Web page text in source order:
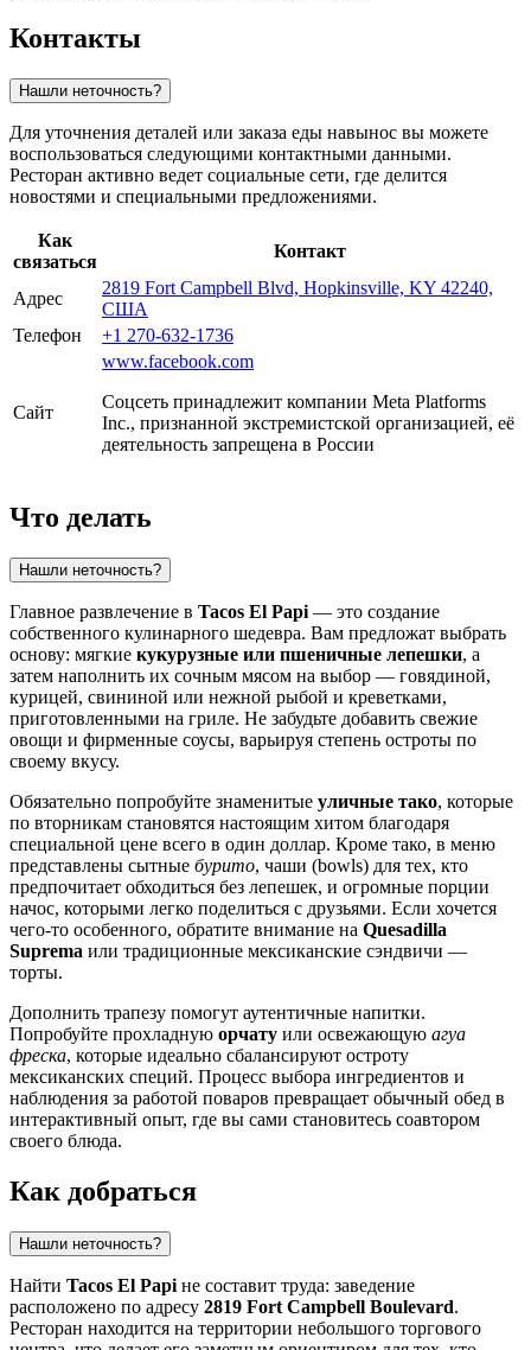
Контакты
Нашли неточность?
Для уточнения деталей или заказа еды навынос вы можете
воспользоваться следующими контактными данными.
Ресторан активно ведет социальные сети, где делится
новостями и специальными предложениями.
Как
связаться
Контакт
Адрес
2819 Fort Campbell Blvd, Hopkinsville, KY 42240,
США
Телефон
+1 270-632-1736
Сайт
www.facebook.com
Соцсеть принадлежит компании Meta Platforms
Inc., признанной экстремистской организацией, её
деятельность запрещена в России
Что делать
Нашли неточность?
Главное развлечение в Tacos El Papi — это создание
собственного кулинарного шедевра. Вам предложат выбрать
основу: мягкие кукурузные или пшеничные лепешки, а
затем наполнить их сочным мясом на выбор — говядиной,
курицей, свининой или нежной рыбой и креветками,
приготовленными на гриле. Не забудьте добавить свежие
овощи и фирменные соусы, варьируя степень остроты по
своему вкусу.
Обязательно попробуйте знаменитые уличные тако, которые
по вторникам становятся настоящим хитом благодаря
специальной цене всего в один доллар. Кроме тако, в меню
представлены сытные бурито, чаши (bowls) для тех, кто
предпочитает обходиться без лепешек, и огромные порции
начос, которыми легко поделиться с друзьями. Если хочется
чего-то особенного, обратите внимание на Quesadilla
Suprema или традиционные мексиканские сэндвичи —
торты.
Дополнить трапезу помогут аутентичные напитки.
Попробуйте прохладную орчату или освежающую агуа
фреска, которые идеально сбалансируют остроту
мексиканских специй. Процесс выбора ингредиентов и
наблюдения за работой поваров превращает обычный обед в
интерактивный опыт, где вы сами становитесь соавтором
своего блюда.
Как добраться
Нашли неточность?
Найти Tacos El Papi не составит труда: заведение
расположено по адресу 2819 Fort Campbell Boulevard.
Ресторан находится на территории небольшого торгового